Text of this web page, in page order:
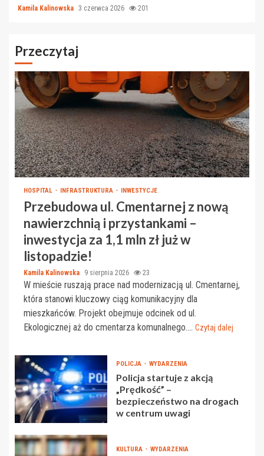
Kamila Kalinowska 3 czerwca 2026 201
Przeczytaj
HOSPITAL INFRASTRUKTURA INWESTYCJE
Przebudowa ul. Cmentarnej z nową
nawierzchnią i przystankami –
inwestycja za 1,1 mln zł już w
listopadzie!
Kamila Kalinowska 9 sierpnia 2026 23
W mieście ruszają prace nad modernizacją ul. Cmentarnej,
która stanowi kluczowy ciąg komunikacyjny dla
mieszkańców. Projekt obejmuje odcinek od ul.
Ekologicznej aż do cmentarza komunalnego.... Czytaj dalej
POLICJA WYDARZENIA
Policja startuje z akcją
„Prędkość” –
bezpieczeństwo na drogach
w centrum uwagi
KULTURA WYDARZENIA